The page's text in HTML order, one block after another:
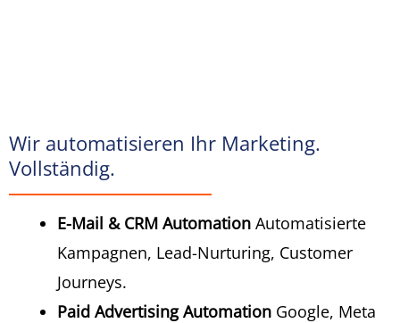
Wir automatisieren Ihr Marketing.
Vollständig.
E-Mail & CRM Automation Automatisierte
Kampagnen, Lead-Nurturing, Customer
Journeys.
Paid Advertising Automation Google, Meta